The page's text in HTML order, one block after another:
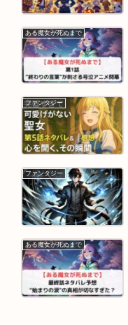
ある魔女が死ぬまで
ファンタジー
ファンタジー
ある魔女が死ぬまで